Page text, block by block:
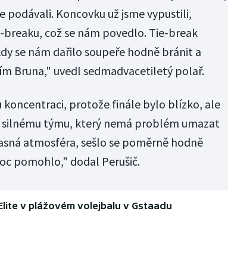
podávali. Koncovku už jsme vypustili,
což se nám povedlo. Tie-break
se nám dařilo soupeře hodně bránit a
Bruna," uvedl sedmadvacetiletý polař.
koncentraci, protože finále bylo blízko, ale
týmu, který nemá problém umazat
atmosféra, sešlo se poměrně hodně
pomohlo," dodal Perušič.
v plážovém volejbalu v Gstaadu